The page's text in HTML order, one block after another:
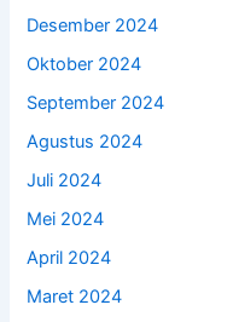
Desember 2024
Oktober 2024
September 2024
Agustus 2024
Juli 2024
Mei 2024
April 2024
Maret 2024